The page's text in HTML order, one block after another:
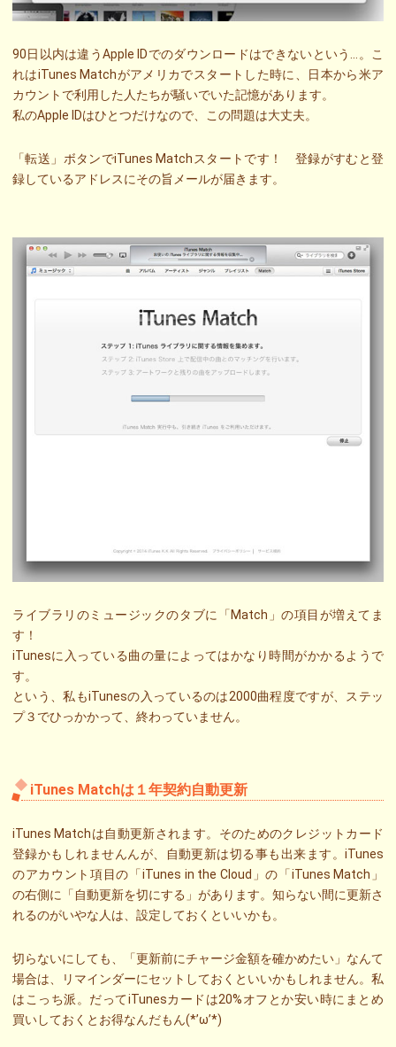
90日以内は違うApple IDでのダウンロードはできないという…。こ
れはiTunes Matchがアメリカでスタートした時に、日本から米ア
カウントで利用した人たちが騒いでいた記憶があります。
私のApple IDはひとつだけなので、この問題は大丈夫。
「転送」ボタンでiTunes Matchスタートです！ 登録がすむと登
録しているアドレスにその旨メールが届きます。
ライブラリのミュージックのタブに「Match」の項目が増えてま
す！
iTunesに入っている曲の量によってはかなり時間がかかるようで
す。
という、私もiTunesの入っているのは2000曲程度ですが、ステッ
プ３でひっかかって、終わっていません。
iTunes Matchは１年契約自動更新
iTunes Matchは自動更新されます。そのためのクレジットカード
登録かもしれませんんが、自動更新は切る事も出来ます。iTunes
のアカウント項目の「iTunes in the Cloud」の「iTunes Match」
の右側に「自動更新を切にする」があります。知らない間に更新さ
れるのがいやな人は、設定しておくといいかも。
切らないにしても、「更新前にチャージ金額を確かめたい」なんて
場合は、リマインダーにセットしておくといいかもしれません。私
はこっち派。だってiTunesカードは20%オフとか安い時にまとめ
買いしておくとお得なんだもん(*’ω’*)